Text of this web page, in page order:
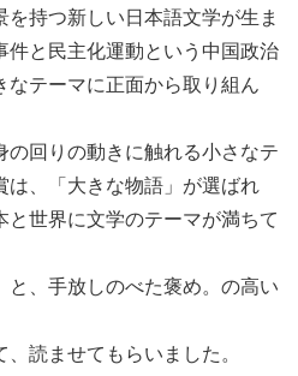
持つ新しい日本語文学が生ま
件と民主化運動という中国政治
なテーマに正面から取り組ん
の回りの動きに触れる小さなテ
は、「大きな物語」が選ばれ
と世界に文学のテーマが満ちて
と、手放しのべた褒め。の高い
読ませてもらいました。